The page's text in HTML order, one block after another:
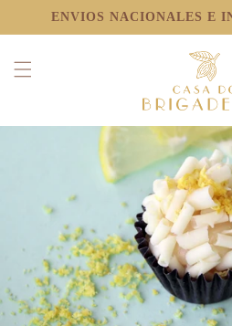
DIRECTAMENTE
AL CONTENIDO
ENVIOS NACIONALES E